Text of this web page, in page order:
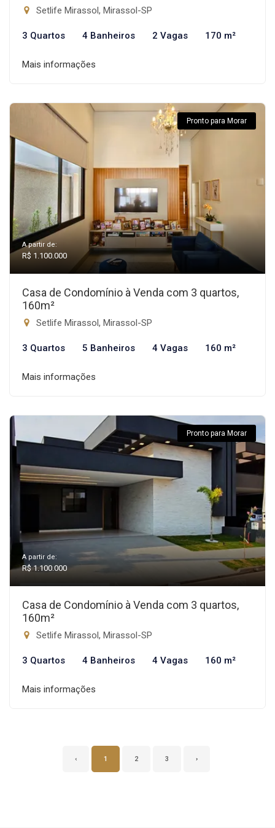
Setlife Mirassol, Mirassol-SP
3 Quartos 4 Banheiros 2 Vagas 170 m²
Mais informações
Pronto para Morar
A partir de:
R$ 1.100.000
Casa de Condomínio à Venda com 3 quartos,
160m²
Setlife Mirassol, Mirassol-SP
3 Quartos 5 Banheiros 4 Vagas 160 m²
Mais informações
Pronto para Morar
A partir de:
R$ 1.100.000
Casa de Condomínio à Venda com 3 quartos,
160m²
Setlife Mirassol, Mirassol-SP
3 Quartos 4 Banheiros 4 Vagas 160 m²
Mais informações
‹ 1 2 3 ›